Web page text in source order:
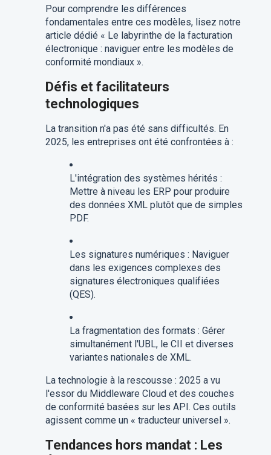
Pour comprendre les différences
fondamentales entre ces modèles, lisez notre
article dédié « Le labyrinthe de la facturation
électronique : naviguer entre les modèles de
conformité mondiaux ».
Défis et facilitateurs
technologiques
La transition n'a pas été sans difficultés. En
2025, les entreprises ont été confrontées à :
L'intégration des systèmes hérités :
Mettre à niveau les ERP pour produire
des données XML plutôt que de simples
PDF.
Les signatures numériques : Naviguer
dans les exigences complexes des
signatures électroniques qualifiées
(QES).
La fragmentation des formats : Gérer
simultanément l'UBL, le CII et diverses
variantes nationales de XML.
La technologie à la rescousse : 2025 a vu
l'essor du Middleware Cloud et des couches
de conformité basées sur les API. Ces outils
agissent comme un « traducteur universel ».
Tendances hors mandat : Les